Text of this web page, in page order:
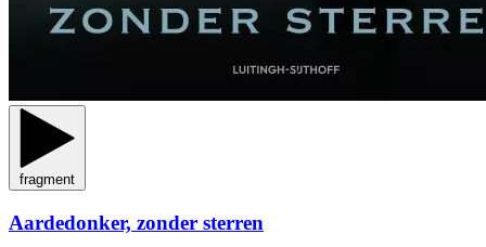
fragment
Aardedonker, zonder sterren